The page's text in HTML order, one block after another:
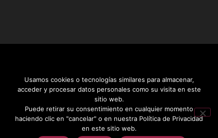
Distrito informativo © 2026
Usamos cookies o tecnologías similares para almacenar,
acceder y procesar datos personales como su visita en este
sitio web.
Puede retirar su consentimiento en cualquier momento
haciendo clic en "cancelar" o en nuestra Política de Privacidad
en este sitio web.